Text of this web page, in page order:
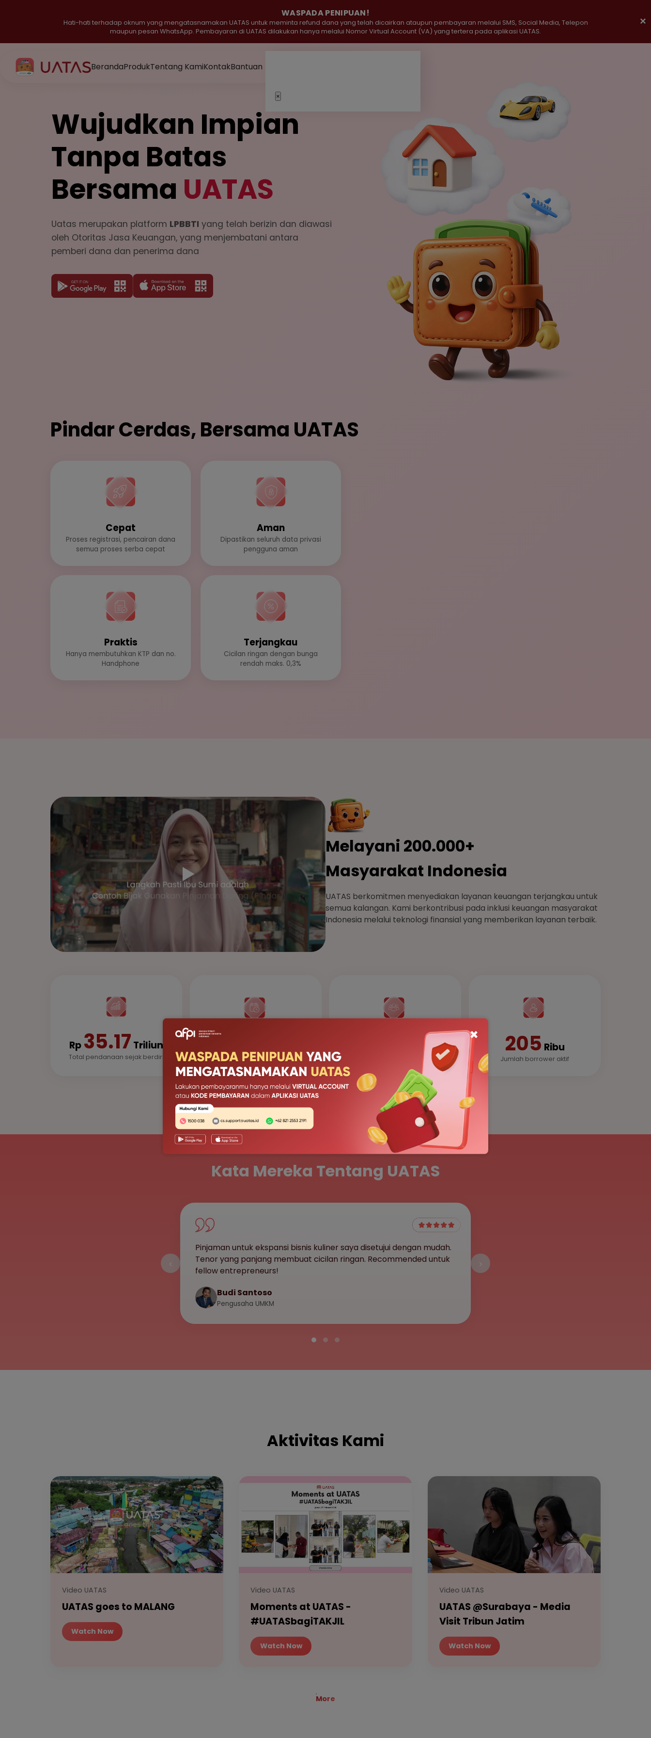
WASPADA PENIPUAN!
Hati-hati terhadap oknum yang mengatasnamakan UATAS untuk meminta refund dana yang telah dicairkan ataupun pembayaran melalui SMS, Social Media, Telepon
maupun pesan WhatsApp. Pembayaran di UATAS dilakukan hanya melalui Nomor Virtual Account (VA) yang tertera pada aplikasi UATAS.
×
BerandaProdukTentang KamiKontakBantuan
×
×
Wujudkan Impian
Tanpa Batas
Bersama UATAS
Uatas merupakan platform LPBBTI yang telah berizin dan diawasi
oleh Otoritas Jasa Keuangan, yang menjembatani antara
pemberi dana dan penerima dana
Pindar Cerdas, Bersama UATAS
Cepat
Proses registrasi, pencairan dana
semua proses serba cepat
Aman
Dipastikan seluruh data privasi
pengguna aman
Praktis
Hanya membutuhkan KTP dan no.
Handphone
Terjangkau
Cicilan ringan dengan bunga
rendah maks. 0,3%
▶
Melayani 200.000+
Masyarakat Indonesia
UATAS berkomitmen menyediakan layanan keuangan terjangkau untuk
semua kalangan. Kami berkontribusi pada inklusi keuangan masyarakat
Indonesia melalui teknologi finansial yang memberikan layanan terbaik.
Rp 35.17 Triliun
Total pendanaan sejak berdiri Total pendanaan tahun berjalan
Juta
Jumlah akumulasi borrower
205 Ribu
Jumlah borrower aktif
Kata Mereka Tentang UATAS
‹
Pinjaman untuk ekspansi bisnis kuliner saya disetujui dengan mudah.
Tenor yang panjang membuat cicilan ringan. Recommended untuk
fellow entrepreneurs!
Budi Santoso
Pengusaha UMKM
›
Aktivitas Kami
Video UATAS
UATAS goes to MALANG
Watch Now
Video UATAS
Moments at UATAS -
#UATASbagiTAKJIL
Watch Now
Video UATAS
UATAS @Surabaya - Media
Visit Tribun Jatim
Watch Now
More